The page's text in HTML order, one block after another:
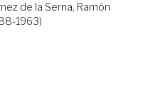
de la Serna, Ramón
1963)